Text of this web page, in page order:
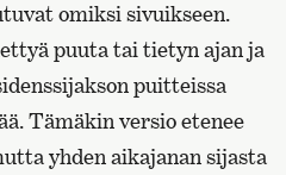
omiksi sivuikseen.
puuta tai tietyn ajan ja
puitteissa
Tämäkin versio etenee
yhden aikajanan sijasta